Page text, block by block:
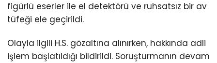
figürlü eserler ile el detektörü ve ruhsatsız bir av
tüfeği ele geçirildi.
Olayla ilgili H.S. gözaltına alınırken, hakkında adli
işlem başlatıldığı bildirildi. Soruşturmanın devam